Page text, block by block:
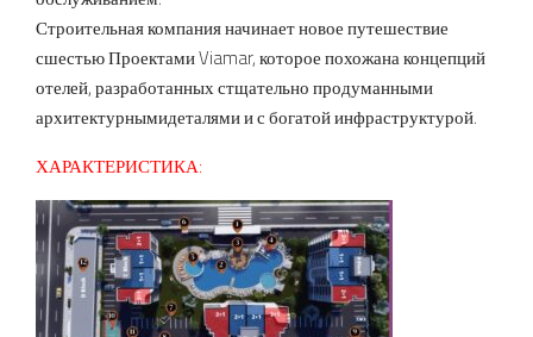
Строительная компания начинает новое путешествие
сшестью Проектами Viamar, которое похожана концепций
отелей, разработанных стщательно продуманными
архитектурнымидеталями и с богатой инфраструктурой.
ХАРАКТЕРИСТИКА: